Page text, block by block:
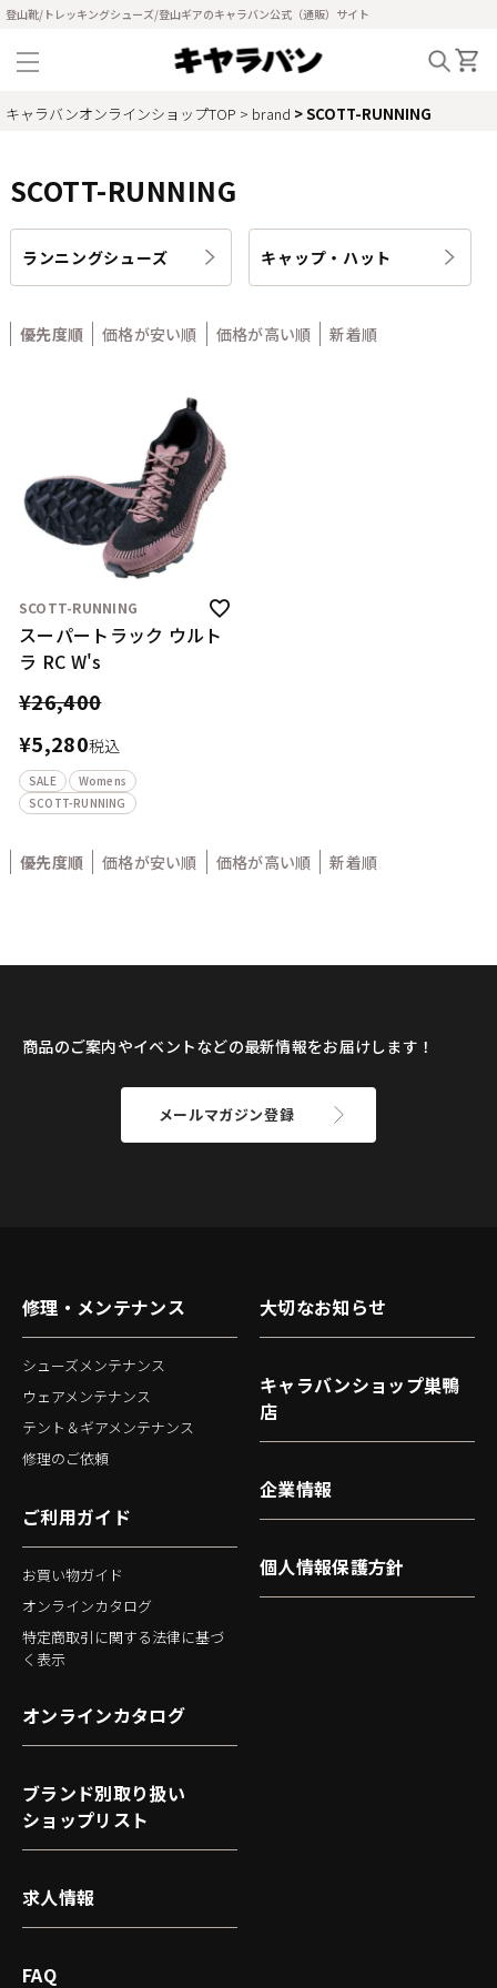
登山靴/トレッキングシューズ/登山ギアのキャラバン公式（通販）サイト
キャラバンオンラインショップTOP brand SCOTT-RUNNING
SCOTT-RUNNING
ランニングシューズ キャップ・ハット
優先度順 価格が安い順 価格が高い順 新着順
SCOTT-RUNNING
スーパートラック ウルト
ラ RC W's
¥26,400
¥5,280税込
SALE
Womens
SCOTT-RUNNING
優先度順 価格が安い順 価格が高い順 新着順
商品のご案内やイベントなどの最新情報をお届けします！
メールマガジン登録
修理・メンテナンス
シューズメンテナンス
ウェアメンテナンス
テント＆ギアメンテナンス
修理のご依頼
ご利用ガイド
お買い物ガイド
オンラインカタログ
特定商取引に関する法律に基づ
く表示
大切なお知らせ
キャラバンショップ巣鴨
店
企業情報
個人情報保護方針
オンラインカタログ
ブランド別取り扱い
ショップリスト
求人情報
FAQ